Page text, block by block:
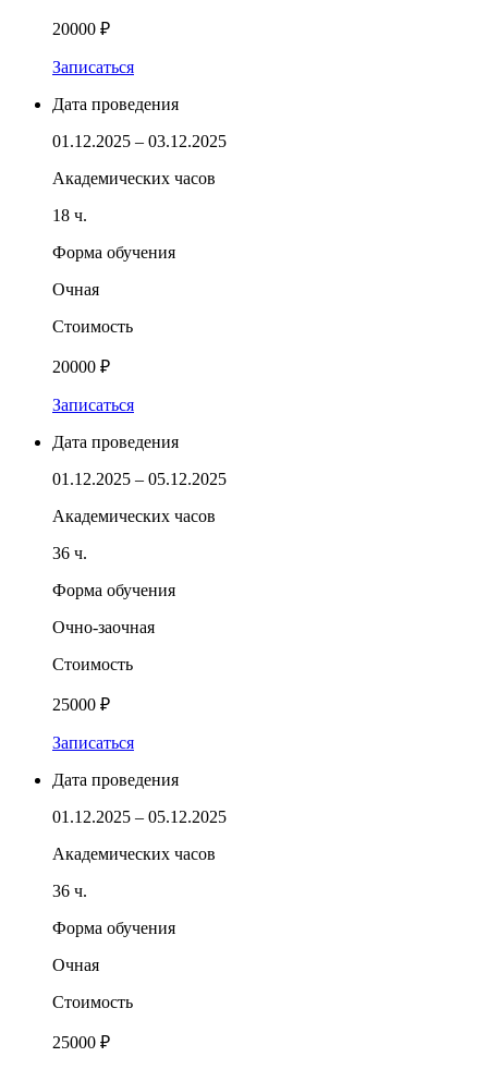
20000 ₽
Записаться
Дата проведения
01.12.2025 – 03.12.2025
Академических часов
18 ч.
Форма обучения
Очная
Стоимость
20000 ₽
Записаться
Дата проведения
01.12.2025 – 05.12.2025
Академических часов
36 ч.
Форма обучения
Очно-заочная
Стоимость
25000 ₽
Записаться
Дата проведения
01.12.2025 – 05.12.2025
Академических часов
36 ч.
Форма обучения
Очная
Стоимость
25000 ₽